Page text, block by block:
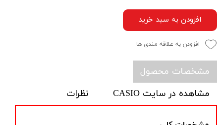
افزودن به سبد خرید
افزودن به علاقه مندی ها
مشخصات محصول
مشاهده در سایت CASIO
نظرات